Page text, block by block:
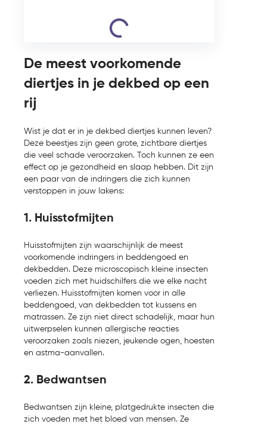
De meest voorkomende
diertjes in je dekbed op een
rij
Wist je dat er in je dekbed diertjes kunnen leven?
Deze beestjes zijn geen grote, zichtbare diertjes
die veel schade veroorzaken. Toch kunnen ze een
effect op je gezondheid en slaap hebben. Dit zijn
een paar van de indringers die zich kunnen
verstoppen in jouw lakens:
1. Huisstofmijten
Huisstofmijten zijn waarschijnlijk de meest
voorkomende indringers in beddengoed en
dekbedden. Deze microscopisch kleine insecten
voeden zich met huidschilfers die we elke nacht
verliezen. Huisstofmijten komen voor in alle
beddengoed, van dekbedden tot kussens en
matrassen. Ze zijn niet direct schadelijk, maar hun
uitwerpselen kunnen allergische reacties
veroorzaken zoals niezen, jeukende ogen, hoesten
en astma-aanvallen.
2. Bedwantsen
Bedwantsen zijn kleine, platgedrukte insecten die
zich voeden met het bloed van mensen. Ze